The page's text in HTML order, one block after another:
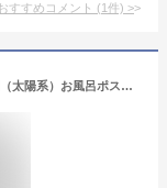
すすめコメント (1件) >
お風呂の学校 日本地図＆世界地図＆宇宙地図（太陽系）お風呂ポスター 3枚セット 日本製 B3サイズ 地理 社会 知育 学習 防水